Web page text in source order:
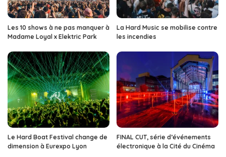
Les 10 shows à ne pas manquer à
Madame Loyal x Elektric Park
La Hard Music se mobilise contre
les incendies
Le Hard Boat Festival change de
dimension à Eurexpo Lyon
FINAL CUT, série d’événements
électronique à la Cité du Cinéma